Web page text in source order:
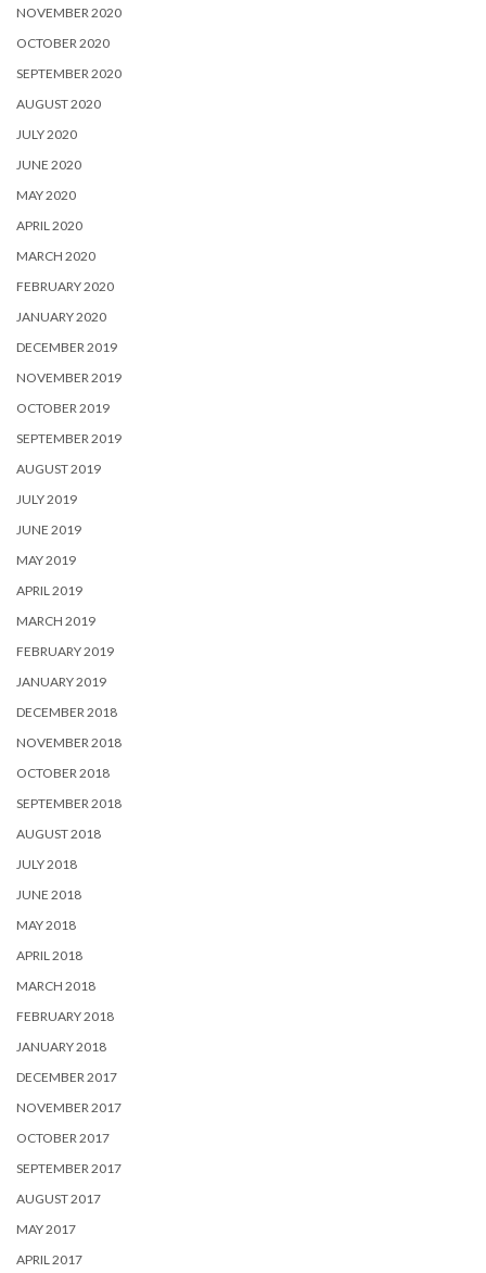
NOVEMBER 2020
OCTOBER 2020
SEPTEMBER 2020
AUGUST 2020
JULY 2020
JUNE 2020
MAY 2020
APRIL 2020
MARCH 2020
FEBRUARY 2020
JANUARY 2020
DECEMBER 2019
NOVEMBER 2019
OCTOBER 2019
SEPTEMBER 2019
AUGUST 2019
JULY 2019
JUNE 2019
MAY 2019
APRIL 2019
MARCH 2019
FEBRUARY 2019
JANUARY 2019
DECEMBER 2018
NOVEMBER 2018
OCTOBER 2018
SEPTEMBER 2018
AUGUST 2018
JULY 2018
JUNE 2018
MAY 2018
APRIL 2018
MARCH 2018
FEBRUARY 2018
JANUARY 2018
DECEMBER 2017
NOVEMBER 2017
OCTOBER 2017
SEPTEMBER 2017
AUGUST 2017
MAY 2017
APRIL 2017